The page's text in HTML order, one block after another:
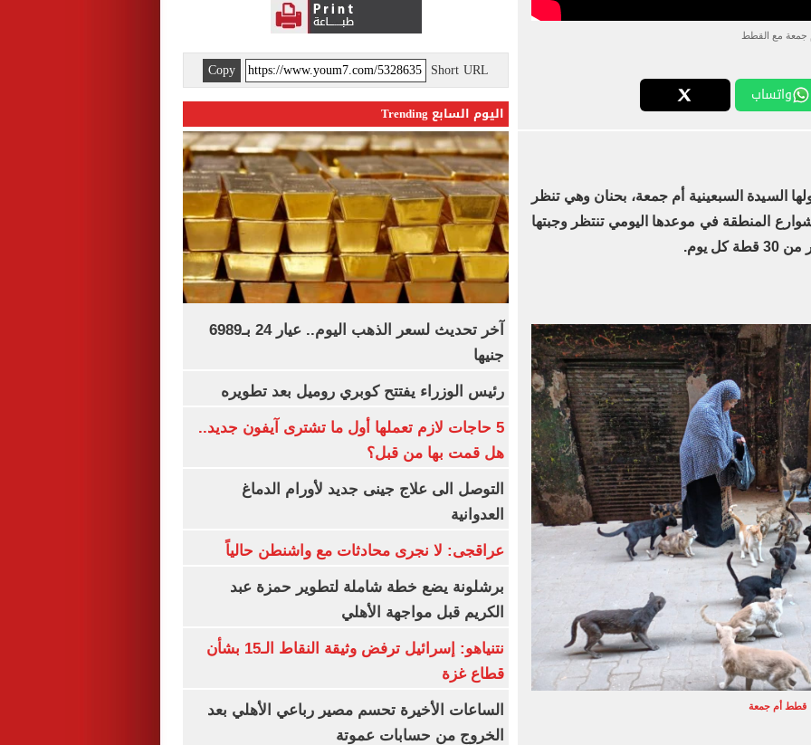
جمعة مع القطط
واتساب
السيدة السبعينية أم جمعة، بحنان وهي تنظر
المنطقة في موعدها اليومي تنتظر وجبتها
يوم.
قطط أم جمعة
Short URL
Copy
اليوم السابع Trending
آخر تحديث لسعر الذهب اليوم.. عيار 24 بـ6989
جنيها
رئيس الوزراء يفتتح كوبري روميل بعد تطويره
5 حاجات لازم تعملها أول ما تشترى آيفون جديد..
هل قمت بها من قبل؟
التوصل الى علاج جينى جديد لأورام الدماغ
العدوانية
عراقجى: لا نجرى محادثات مع واشنطن حالياً
برشلونة يضع خطة شاملة لتطوير حمزة عبد
الكريم قبل مواجهة الأهلي
نتنياهو: إسرائيل ترفض وثيقة النقاط الـ15 بشأن
قطاع غزة
الساعات الأخيرة تحسم مصير رباعي الأهلي بعد
الخروج من حسابات عموتة